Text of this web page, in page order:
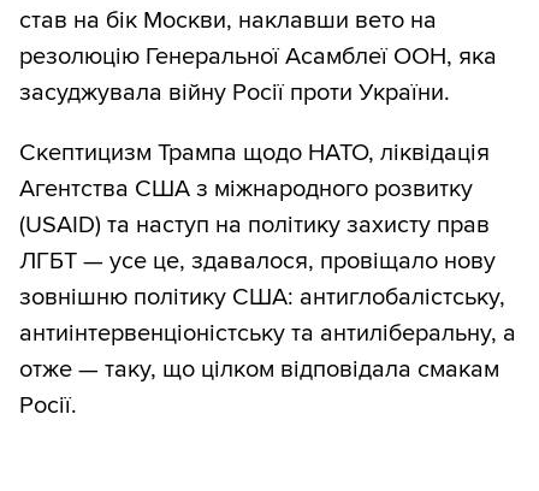
став на бік Москви, наклавши вето на
резолюцію Генеральної Асамблеї ООН, яка
засуджувала війну Росії проти України.
Скептицизм Трампа щодо НАТО, ліквідація
Агентства США з міжнародного розвитку
(USAID) та наступ на політику захисту прав
ЛГБТ — усе це, здавалося, провіщало нову
зовнішню політику США: антиглобалістську,
антиінтервенціоністську та антиліберальну, а
отже — таку, що цілком відповідала смакам
Росії.